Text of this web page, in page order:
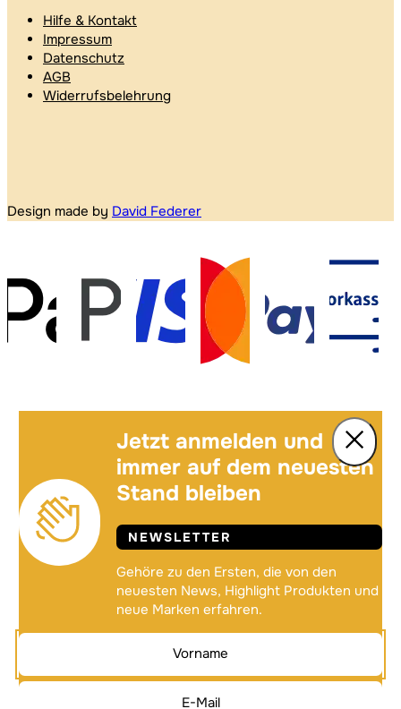
Hilfe & Kontakt
Impressum
Datenschutz
AGB
Widerrufsbelehrung
Design made by David Federer
Jetzt anmelden und
immer auf dem neuesten
Stand bleiben
NEWSLETTER
Gehöre zu den Ersten, die von den
neuesten News, Highlight Produkten und
neue Marken erfahren.